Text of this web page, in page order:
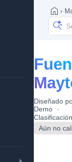
›
Diseñado
Demo
Clasificación
Aún no